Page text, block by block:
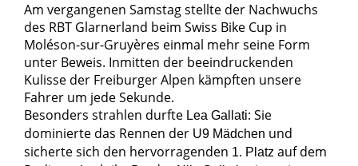
Am vergangenen Samstag stellte der Nachwuchs
des RBT Glarnerland beim Swiss Bike Cup in
Moléson-sur-Gruyères einmal mehr seine Form
unter Beweis. Inmitten der beeindruckenden
Kulisse der Freiburger Alpen kämpften unsere
Fahrer um jede Sekunde.
Besonders strahlen durfte Lea Gallati: Sie
dominierte das Rennen der U9 Mädchen und
sicherte sich den hervorragenden 1. Platz auf dem